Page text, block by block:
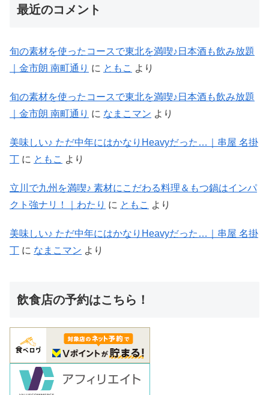
最近のコメント
旬の素材を使ったコースで東北を満喫♪日本酒も飲み放題
｜金市朗 南町通り に ともこ より
旬の素材を使ったコースで東北を満喫♪日本酒も飲み放題
｜金市朗 南町通り に なまこマン より
美味しい♪ ただ中年にはかなりHeavyだった…｜串屋 名掛
丁 に ともこ より
立川で九州を満喫♪ 素材にこだわる料理＆もつ鍋はインパ
クト強ナリ！｜わたり に ともこ より
美味しい♪ ただ中年にはかなりHeavyだった…｜串屋 名掛
丁 に なまこマン より
飲食店の予約はこちら！